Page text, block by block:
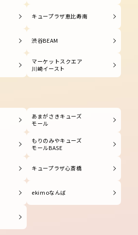
キュープラザ恵比寿南
渋谷BEAM
マーケットスクエア
川崎イースト
あまがさきキューズ
モール
もりのみやキューズ
モールBASE
キュープラザ心斎橋
ekimoなんば